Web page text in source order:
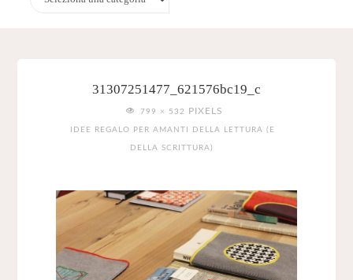
31307251477_621576bc19_c
FULL
SIZE
799 × 532 PIXELS
IDEE REGALO PER AMANTI DELLA LETTURA (E
DELLA SCRITTURA)